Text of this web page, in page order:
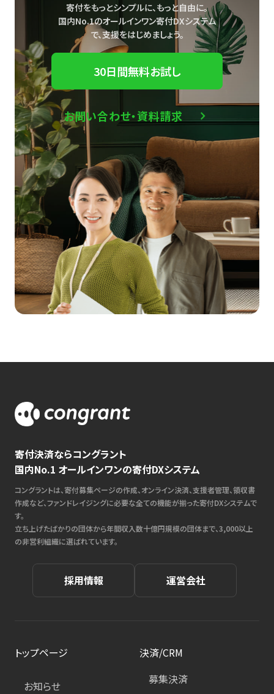
寄付をもっとシンプルに、もっと自由に。
国内No.1のオールインワン寄付DXシステム
で、支援をはじめましょう。
30日間無料お試し
お問い合わせ・資料請求
寄付決済ならコングラント
国内No.1 オールインワンの寄付DXシステム
コングラントは、寄付募集ページの作成、オンライン決済、支援者管理、領収書
作成など、ファンドレイジングに必要な全ての機能が揃った寄付DXシステムで
す。
立ち上げたばかりの団体から年間収入数十億円規模の団体まで、3,000以上
の非営利組織に選ばれています。
採用情報 運営会社
トップページ
お知らせ
決済/CRM
募集決済